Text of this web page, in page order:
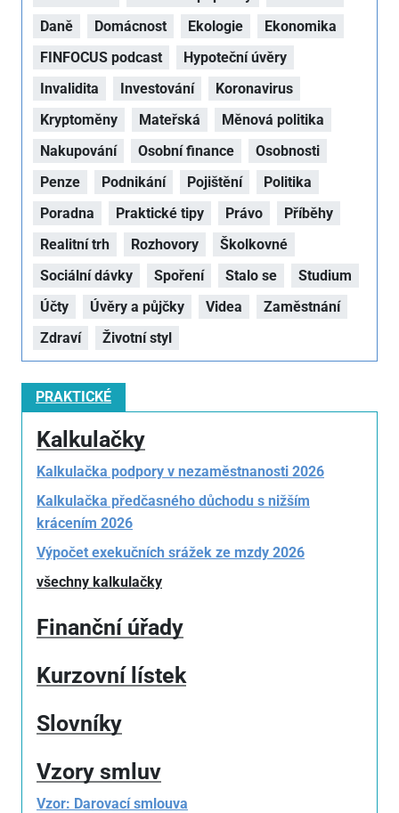
Daně
Domácnost Ekologie
Ekonomika
FINFOCUS podcast
Hypoteční úvěry
Invalidita
Investování
Koronavirus
Kryptoměny
Mateřská
Měnová politika
Nakupování
Osobní finance
Osobnosti
Penze
Podnikání Pojištění
Politika
Poradna
Praktické tipy Právo
Příběhy
Realitní trh
Rozhovory
Školkovné
Sociální dávky
Spoření Stalo se
Studium
Účty
Úvěry a půjčky Videa
Zaměstnání
Zdraví
Životní styl
PRAKTICKÉ
Kalkulačky
Kalkulačka podpory v nezaměstnanosti 2026
Kalkulačka předčasného důchodu s nižším
krácením 2026
Výpočet exekučních srážek ze mzdy 2026
všechny kalkulačky
Finanční úřady
Kurzovní lístek
Slovníky
Vzory smluv
Vzor: Darovací smlouva